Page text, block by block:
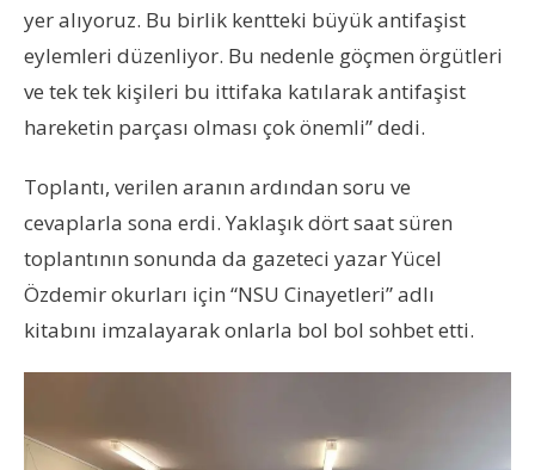
yer alıyoruz. Bu birlik kentteki büyük antifaşist
eylemleri düzenliyor. Bu nedenle göçmen örgütleri
ve tek tek kişileri bu ittifaka katılarak antifaşist
hareketin parçası olması çok önemli” dedi.
Toplantı, verilen aranın ardından soru ve
cevaplarla sona erdi. Yaklaşık dört saat süren
toplantının sonunda da gazeteci yazar Yücel
Özdemir okurları için “NSU Cinayetleri” adlı
kitabını imzalayarak onlarla bol bol sohbet etti.